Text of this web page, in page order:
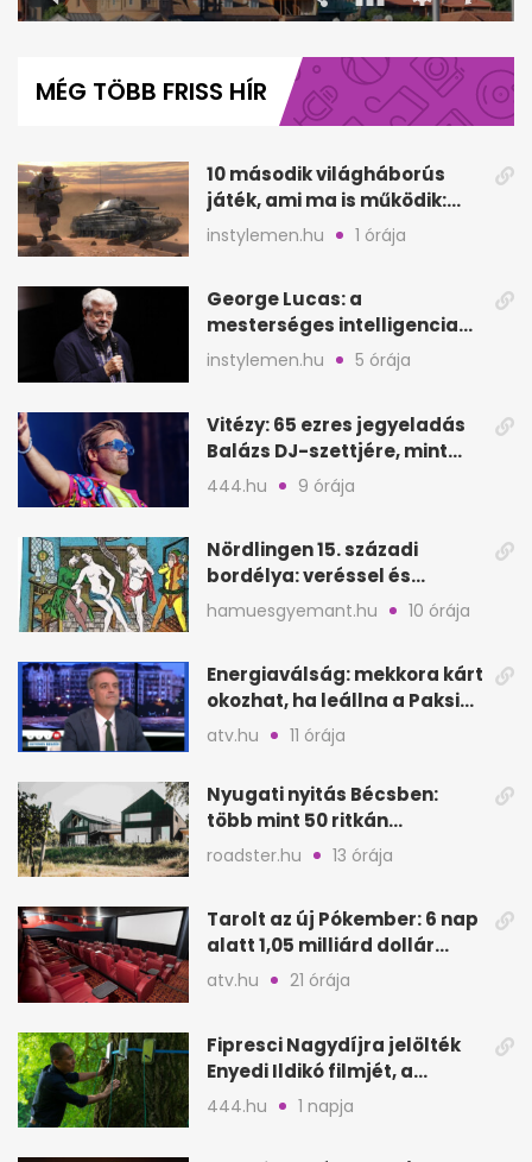
minute,
MÉG TÖBB FRISS HÍR
10 második világháborús
játék, ami ma is működik:
hangulat és játékmenet
instylemen.hu 1 órája
George Lucas: a
mesterséges intelligencia
lehet Hollywood következő
lépése
instylemen.hu 5 órája
Vitézy: 65 ezres jegyeladás
Balázs DJ-szettjére, mint
Puskás teltház metró nélkül
444.hu 9 órája
Nördlingen 15. századi
bordélya: veréssel és
éheztetéssel tartották
fogva a nőket
hamuesgyemant.hu 10 órája
Energiaválság: mekkora kárt
okozhat, ha leállna a Paksi
Atomerőmű?
atv.hu 11 órája
Nyugati nyitás Bécsben:
több mint 50 ritkán
látogatható épület
roadster.hu 13 órája
Tarolt az új Pókember: 6 nap
alatt 1,05 milliárd dollár
bevétel
atv.hu 21 órája
Fipresci Nagydíjra jelölték
Enyedi Ildikó filmjét, a
Csendes barátot
444.hu 1 napja